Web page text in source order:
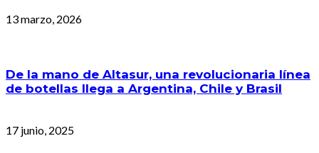
13 marzo, 2026
De la mano de Altasur, una revolucionaria línea
de botellas llega a Argentina, Chile y Brasil
17 junio, 2025